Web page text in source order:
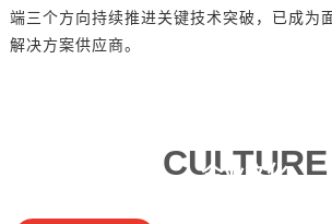
端三个方向持续推进关键技术突破，已成为
解决方案供应商。
CULTURE
企业文化